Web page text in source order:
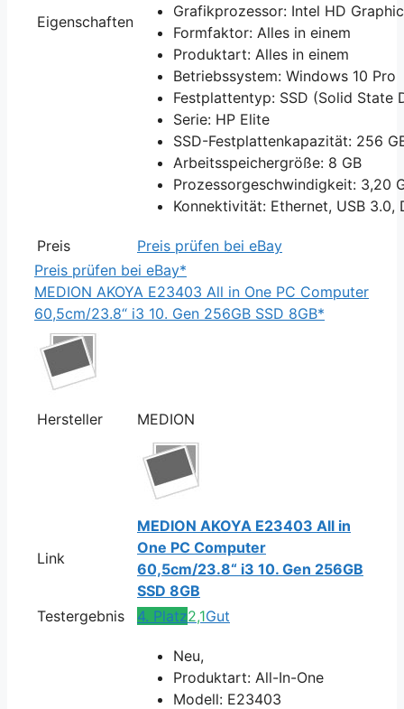
Eigenschaften
Grafikprozessor: Intel HD
Formfaktor: Alles in einem
Produktart: Alles in einem
Betriebssystem: Windows 10 Pro
Festplattentyp: SSD (Solid State
Serie: HP Elite
SSD-Festplattenkapazität: 256
Arbeitsspeichergröße: 8 GB
Prozessorgeschwindigkeit: 3,20
Konnektivität: Ethernet, USB 3.0,
Preis
Preis prüfen bei eBay
Preis prüfen bei eBay*
MEDION AKOYA E23403 All in One PC Computer
60,5cm/23.8“ i3 10. Gen 256GB SSD 8GB*
Hersteller MEDION
Link
MEDION AKOYA E23403 All in
One PC Computer
60,5cm/23.8“ i3 10. Gen 256GB
SSD 8GB
Testergebnis
4. Platz2,1Gut
Neu,
Produktart: All-In-One
Modell: E23403